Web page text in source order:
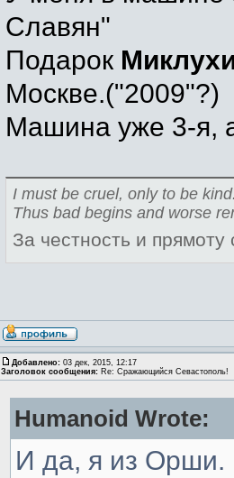
Славян"
Подарок
Москве.("2009"?)
Машина уже 3-я,
I must be cruel, only to be
Thus bad begins and worse
За честность и
Добавлено: 03 дек, 2015, 12:17
Заголовок сообщения: Re: Сражающийся Севастополь!
Humanoid Wrote:
И да, я из Орши.